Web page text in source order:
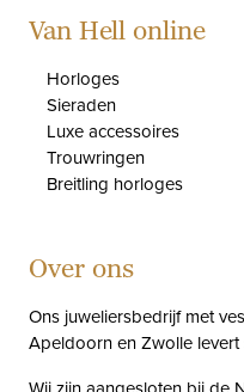
Van Hell online
Horloges
Sieraden
Luxe accessoires
Trouwringen
Breitling horloges
Over ons
Ons juweliersbedrijf met
Apeldoorn en Zwolle levert